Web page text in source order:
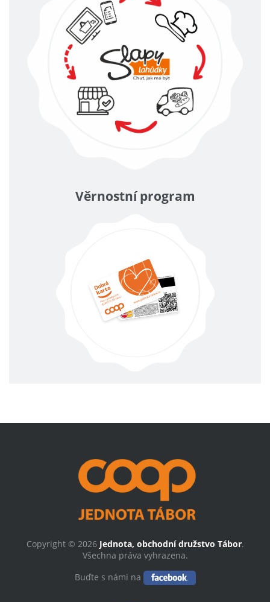
Věrnostní program
Copyright © 2026 Jednota, obchodní družstvo Tábor.
Všechna práva vyhrazena.
Buďte s námi na